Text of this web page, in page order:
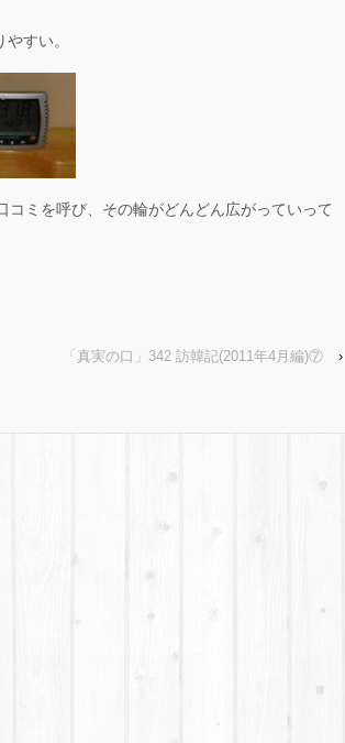
すい。
ミを呼び、その輪がどんどん広がっていって
「真実の口」342 訪韓記(2011年4月編)⑦ ›